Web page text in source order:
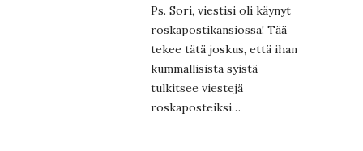
Ps. Sori, viestisi oli käynyt
roskapostikansiossa! Tää
tekee tätä joskus, että ihan
kummallisista syistä
tulkitsee viestejä
roskaposteiksi…